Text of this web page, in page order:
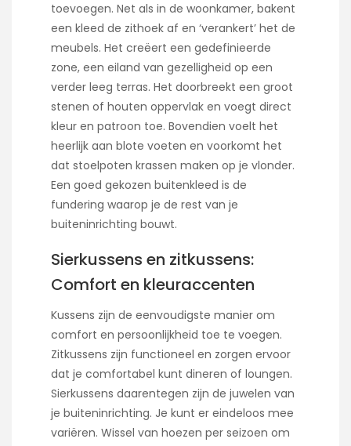
toevoegen. Net als in de woonkamer, bakent
een kleed de zithoek af en ‘verankert’ het de
meubels. Het creëert een gedefinieerde
zone, een eiland van gezelligheid op een
verder leeg terras. Het doorbreekt een groot
stenen of houten oppervlak en voegt direct
kleur en patroon toe. Bovendien voelt het
heerlijk aan blote voeten en voorkomt het
dat stoelpoten krassen maken op je vlonder.
Een goed gekozen buitenkleed is de
fundering waarop je de rest van je
buiteninrichting bouwt.
Sierkussens en zitkussens:
Comfort en kleuraccenten
Kussens zijn de eenvoudigste manier om
comfort en persoonlijkheid toe te voegen.
Zitkussens zijn functioneel en zorgen ervoor
dat je comfortabel kunt dineren of loungen.
Sierkussens daarentegen zijn de juwelen van
je buiteninrichting. Je kunt er eindeloos mee
variëren. Wissel van hoezen per seizoen om